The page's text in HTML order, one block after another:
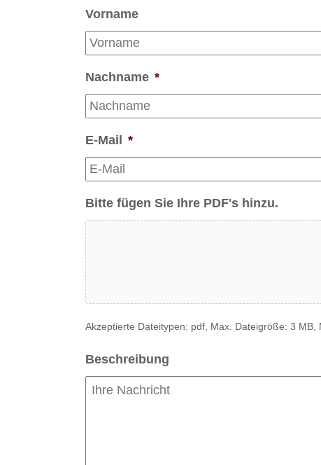
Vorname
Nachname *
E-Mail *
Bitte fügen Sie Ihre PDF's hinzu.
Akzeptierte Dateitypen: pdf, Max. Dateigröße: 3 MB,
Beschreibung